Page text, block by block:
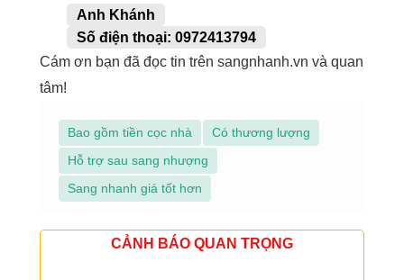
Anh Khánh
Số điện thoại: 0972413794
Cám ơn bạn đã đọc tin trên sangnhanh.vn và quan
tâm!
Bao gồm tiền cọc nhà
Có thương lượng
Hỗ trợ sau sang nhượng
Sang nhanh giá tốt hơn
CẢNH BÁO QUAN TRỌNG